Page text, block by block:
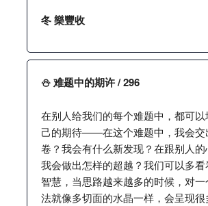
冬 樂豐收
⛄️ 难题中的期许 / 296
在别人给我们的每个难题中，都可以
己的期待——在这个难题中，我会交
卷？我会有什么新发现？在跟别人的
我会做出怎样的超越？我们可以多
智慧，当思路越来越多的时候，对
法就像多切面的水晶一样，会呈现很